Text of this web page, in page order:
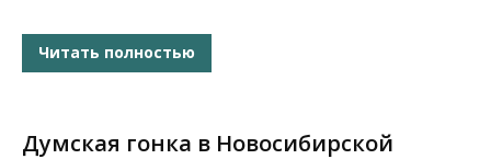
Читать полностью
Думская гонка в Новосибирской